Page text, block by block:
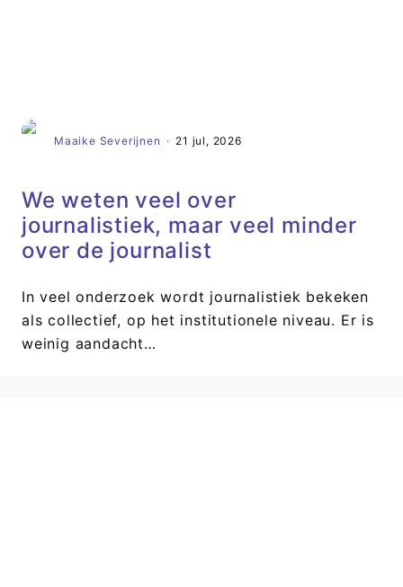
Maaike Severijnen · 21 jul, 2026
We weten veel over
journalistiek, maar veel minder
over de journalist
In veel onderzoek wordt journalistiek bekeken
als collectief, op het institutionele niveau. Er is
weinig aandacht…